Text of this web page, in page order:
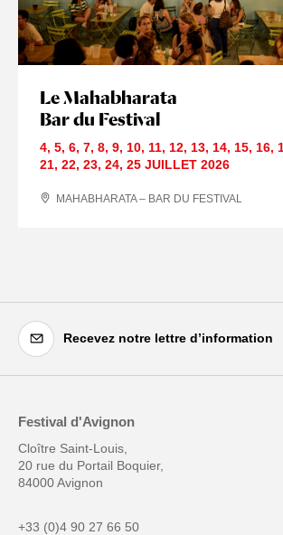
Le Mahabharata
Bar du Festival
4, 5, 6, 7, 8, 9, 10, 11, 12, 13, 14, 15, 16,
21, 22, 23, 24, 25 JUILLET 2026
MAHABHARATA – BAR DU FESTIVAL
Recevez notre lettre d’information
Festival d'Avignon
Cloître Saint-Louis,
20 rue du Portail Boquier,
84000 Avignon
+33 (0)4 90 27 66 50